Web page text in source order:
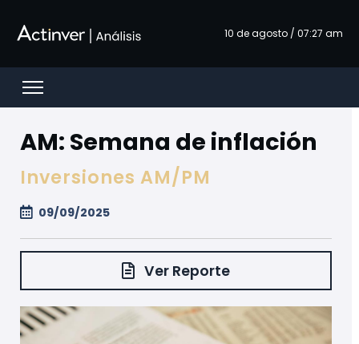
10 de agosto / 07:27 am
Open menu
AM: Semana de inflación
Inversiones AM/PM
09/09/2025
Ver Reporte